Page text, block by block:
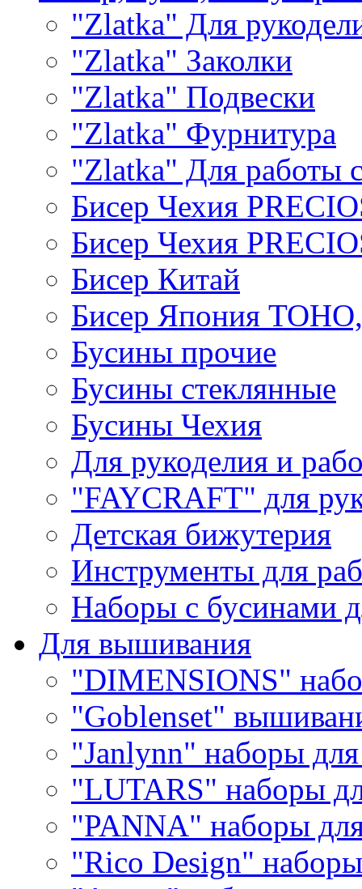
"Zlatka" Для
"Zlatka" Заколки
"Zlatka" Подвески
"Zlatka" Фурнитура
"Zlatka" Для работы
Бисер Чехия
Бисер Чехия
Бисер Китай
Бисер Япония
Бусины прочие
Бусины стеклянные
Бусины Чехия
Для рукоделия и
"FAYCRAFT" для
Детская бижутерия
Инструменты для
Наборы с бусинами
Для вышивания
"DIMENSIONS"
"Goblenset"
"Janlynn" наборы
"LUTARS" наборы
"PANNA" наборы
"Rico Design"